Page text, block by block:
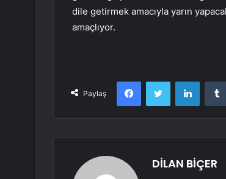
dile getirmek amacıyla yarın
amaçlıyor.
Paylaş
FacebookTwitter
DİLAN BİÇER